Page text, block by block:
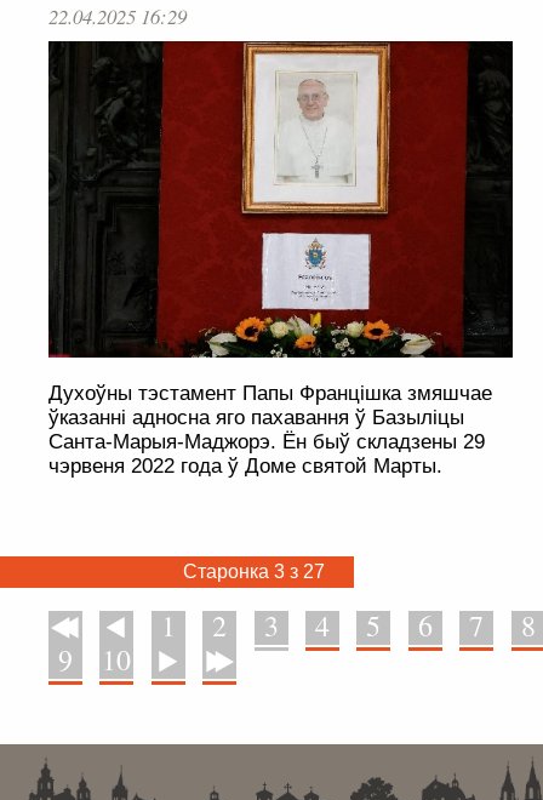
22.04.2025 16:29
Духоўны тэстамент Папы Францішка змяшчае
ўказанні адносна яго пахавання ў Базыліцы
Санта-Марыя-Маджорэ. Ён быў складзены 29
чэрвеня 2022 года ў Доме святой Марты.
Старонка 3 з 27
1 2 3 4 5 6 7
8
9
10